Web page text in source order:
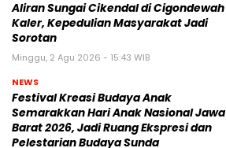
Aliran Sungai Cikendal di Cigondewah
Kaler, Kepedulian Masyarakat Jadi
Sorotan
Minggu, 2 Agu 2026 - 15:43 WIB
NEWS
Festival Kreasi Budaya Anak
Semarakkan Hari Anak Nasional Jawa
Barat 2026, Jadi Ruang Ekspresi dan
Pelestarian Budaya Sunda